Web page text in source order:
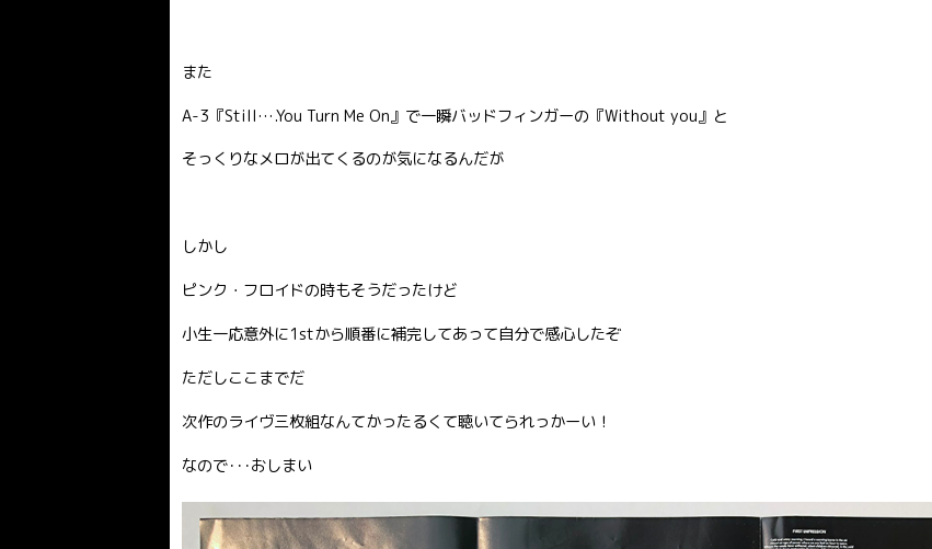
また
A-3『Still….You Turn Me On』で一瞬バッドフィンガーの『Without you』と
そっくりなメロが出てくるのが気になるんだが
しかし
ピンク・フロイドの時もそうだったけど
小生一応意外に1stから順番に補完してあって自分で感心したぞ
ただしここまでだ
次作のライヴ三枚組なんてかったるくて聴いてられっかーい！
なので･･･おしまい